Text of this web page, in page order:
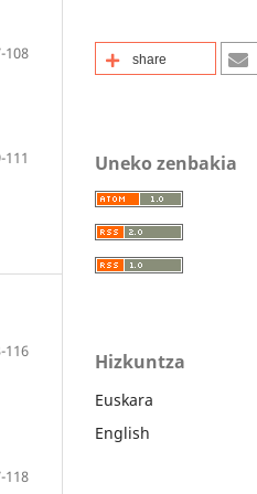
108
111
116
118
share
Uneko zenbakia
Hizkuntza
Euskara
English